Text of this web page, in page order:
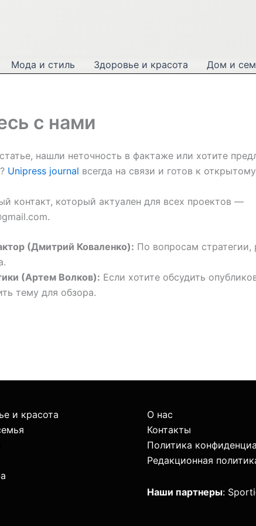
Мода и стиль Здоровье и красота Дом и
с нами
нашли неточность в фактаже или хотите
Unipress journal всегда на связи и готов к
контакт, который актуален для всех проектов —
(Дмитрий Коваленко): По вопросам стратегии,
(Артем Волков): Если хотите обсудить
тему для обзора.
и красота
О нас
Контакты
Политика
Редакционная
Наши партнеры: